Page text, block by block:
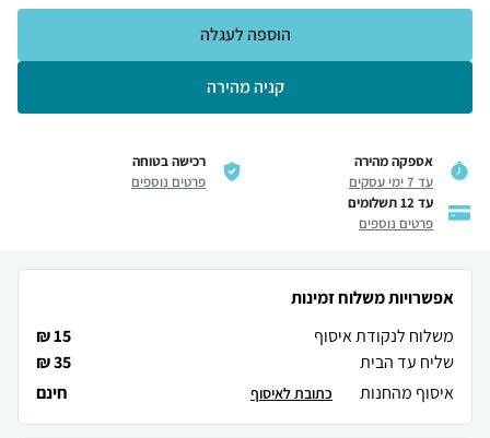
קניה מהירה
הוספה לעגלה
אספקה מהירה
עד 7 ימי עסקים
רכישה בטוחה
פרטים נוספים
עד 12 תשלומים
פרטים נוספים
אפשרויות משלוח זמינות
משלוח לנקודת איסוף
15 ₪
שליח עד הבית
35 ₪
איסוף מהחנות
חינם כתובת לאיסוף